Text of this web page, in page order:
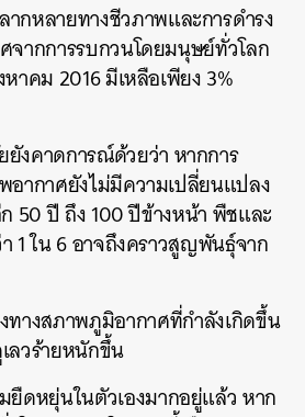
กหลายทางชีวภาพและการดำรง
ากการรบกวนโดยมนุษย์ทั่วโลก
าคม 2016 มีเหลือเพียง 3%
งคาดการณ์ด้วยว่า หากการ
อากาศยังไม่มีความเปลี่ยนแปลง
50 ปี ถึง 100 ปีข้างหน้า พืชและ
1 ใน 6 อาจถึงคราวสูญพันธุ์จาก
ทางสภาพภูมิอากาศที่กำลังเกิดขึ้น
ลวร้ายหนักขึ้น
ยืดหยุ่นในตัวเองมากอยู่แล้ว หาก